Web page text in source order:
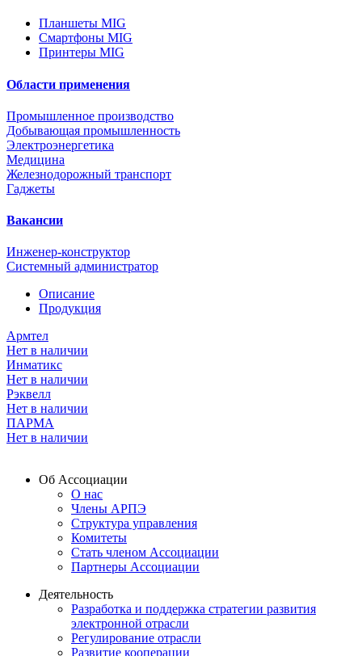
Планшеты MIG
Смартфоны MIG
Принтеры MIG
Области применения
Промышленное производство
Добывающая промышленность
Электроэнергетика
Медицина
Железнодорожный транспорт
Гаджеты
Вакансии
Инженер-конструктор
Системный администратор
Описание
Продукция
Армтел
Нет в наличии
Инматикс
Нет в наличии
Рэквелл
Нет в наличии
ПАРМА
Нет в наличии
Об Ассоциации
О нас
Члены АРПЭ
Структура управления
Комитеты
Стать членом Ассоциации
Партнеры Ассоциации
Деятельность
Разработка и поддержка стратегии развития
электронной отрасли
Регулирование отрасли
Развитие кооперации